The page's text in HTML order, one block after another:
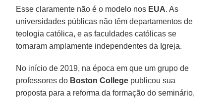
Esse claramente não é o modelo nos EUA. As
universidades públicas não têm departamentos de
teologia católica, e as faculdades católicas se
tornaram amplamente independentes da Igreja.
No início de 2019, na época em que um grupo de
professores do Boston College publicou sua
proposta para a reforma da formação do seminário,